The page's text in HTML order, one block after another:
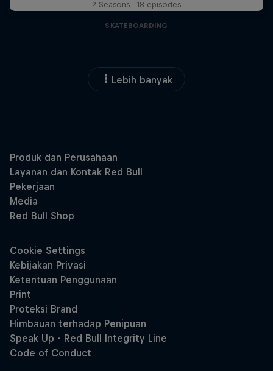
2 Seasons · 18 episodes
SKATEBOARDING
Lebih banyak